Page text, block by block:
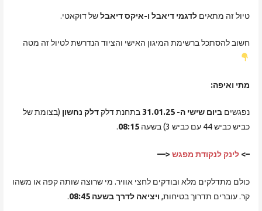
טיול זה מתאים לדגמי דיאבל ו-איקס דיאבלשל דוקאטי.
חשוב להסתכל ברשימת המיגון האישי והציוד הנדרשת לטיול זה מטה
מתי ואיפה:
נפגשים ביום שישי ה- 31.01.25 בתחנת דלקדלק נחשון (בצומת של
כביש כביש 44 עם כביש 3) בשעה
08:15
.
–> לינק לנקודת מפגש<—
כולם מתדלקים מלא ובודקים לחצי אוויר. מי שרוצה שותה קפה או משהו
קר. עוברים תדרוך בטיחות, ויציאה לדרך בשעה 08:45 .